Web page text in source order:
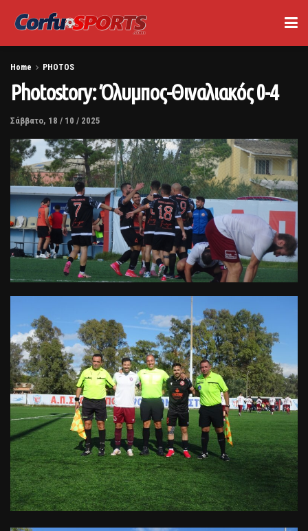
Home PHOTOS
Photostory: Όλυμπος-Θιναλιακός 0-4
Σάββατο, 18 / 10 / 2025